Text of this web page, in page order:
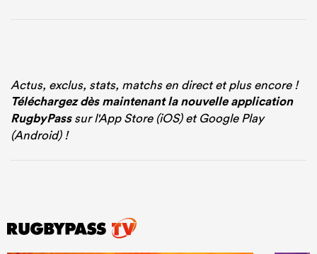
Actus, exclus, stats, matchs en direct et plus encore !
Téléchargez dès maintenant la nouvelle application
RugbyPasssur l'App Store (iOS) et Google Play
(Android) !